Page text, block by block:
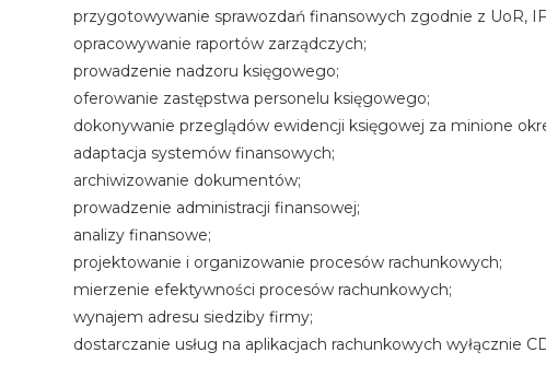
przygotowywanie sprawozdań finansowych zgodnie z UoR,
opracowywanie raportów zarządczych;
prowadzenie nadzoru księgowego;
oferowanie zastępstwa personelu księgowego;
dokonywanie przeglądów ewidencji księgowej za minione
adaptacja systemów finansowych;
archiwizowanie dokumentów;
prowadzenie administracji finansowej;
analizy finansowe;
projektowanie i organizowanie procesów rachunkowych;
mierzenie efektywności procesów rachunkowych;
wynajem adresu siedziby firmy;
dostarczanie usług na aplikacjach rachunkowych wyłącznie